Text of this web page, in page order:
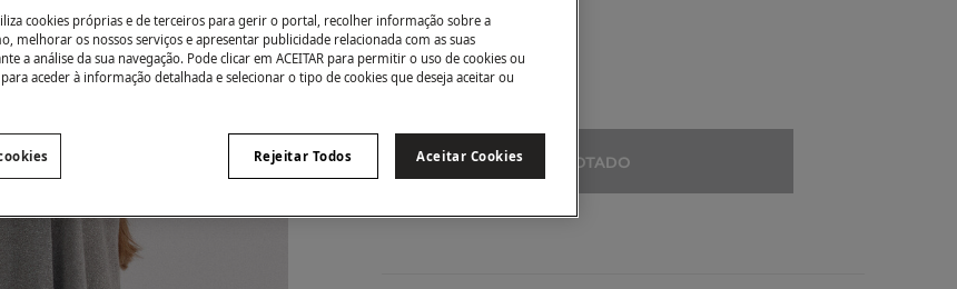
ESGOTADO
cookies próprias e de terceiros para gerir o portal, recolher informação sobre a
melhorar os nossos serviços e apresentar publicidade relacionada com as suas
a análise da sua navegação. Pode clicar em ACEITAR para permitir o uso de cookies ou
aceder à informação detalhada e selecionar o tipo de cookies que deseja aceitar ou
Rejeitar Todos Aceitar Cookies